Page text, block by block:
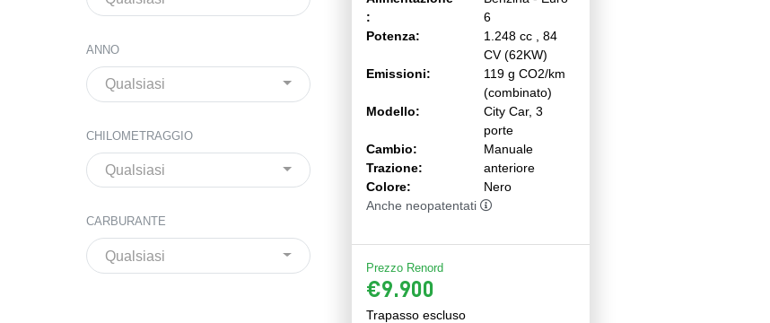
ANNO
Qualsiasi
CHILOMETRAGGIO
Qualsiasi
CARBURANTE
Qualsiasi
:
6
Potenza:
1.248 cc , 84
CV (62KW)
Emissioni:
119 g CO2/km
(combinato)
Modello:
City Car, 3
porte
Cambio:
Manuale
Trazione:
anteriore
Colore:
Nero
Anche neopatentati
Prezzo Renord
€9.900
Trapasso escluso